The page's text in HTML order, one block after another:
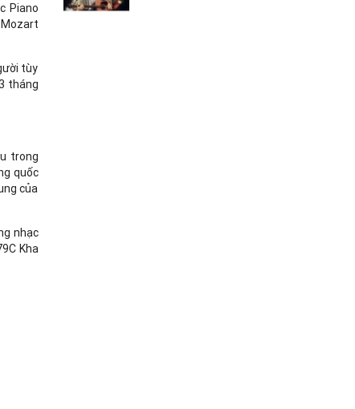
Piano
tùy
tháng
trong
quốc
của
nhạc
Kha